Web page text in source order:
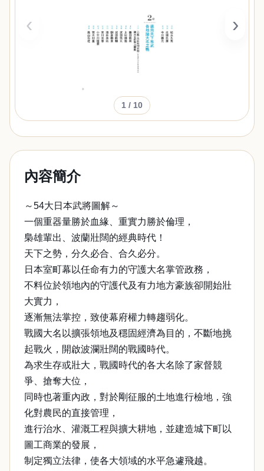
‹ ›
1 / 10
內容簡介
～54大日本武將圖解～
一個重器量勝於血緣、重實力勝於倫理，
梟雄輩出、波蘭壯闊的經典時代！
天下之勢，分久必合、合久必分。
日本室町幕以任命有力的守護大名掌管政務，
不料位於領地內的守護代及有力地方豪族卻開始壯
大實力，
逐漸無法掌控，致使幕府權力轉趨弱化。
戰國大名以擴張領地及穩固經濟為目的，不斷地挑
起戰火，開啟波瀾壯闊的戰國時代。
為求生存或壯大，戰國時代的各大名除了家督競
爭、搶奪大位，
同時也著重內政，對於剛征服的土地進行檢地，強
化對農民的直接管理，
進行治水、灌溉工程與擴大耕地，並建造城下町以
圖工商業的發展，
制定獨立法律，使各大領域的水平急遽飛越。